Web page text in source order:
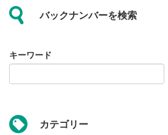
バックナンバーを検索
キーワード
カテゴリー